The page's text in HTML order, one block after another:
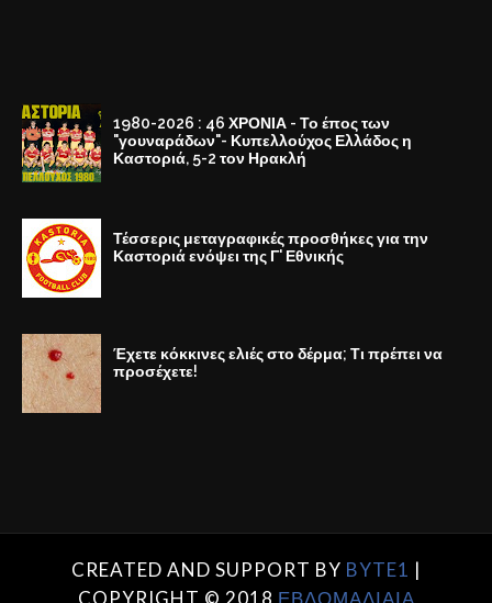
1980-2026 : 46 ΧΡΟΝΙΑ - Το έπος των
"γουναράδων"- Κυπελλούχος Ελλάδος η
Καστοριά, 5-2 τον Ηρακλή
Τέσσερις μεταγραφικές προσθήκες για την
Καστοριά ενόψει της Γ' Εθνικής
Έχετε κόκκινες ελιές στο δέρμα; Τι πρέπει να
προσέχετε!
CREATED AND SUPPORT BY BYTE1 |
COPYRIGHT © 2018 ΕΒΔΟΜΑΔΙΑΙΑ